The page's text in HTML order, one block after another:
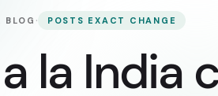
BLOG · POSTS EXACT CHANGE
la India